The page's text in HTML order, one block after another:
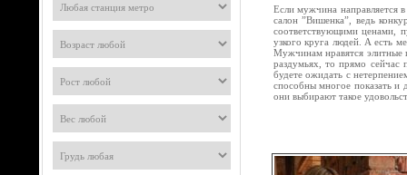
Если мужчина направляется
салон ”Вишенка”, ведь
соответствующими ценами,
узкого круга людей. А есть
Мужчинам нравятся элитные
раздумьях, то прямо сейчас
будете ожидать с
способны многое показать и
они выбирают такое